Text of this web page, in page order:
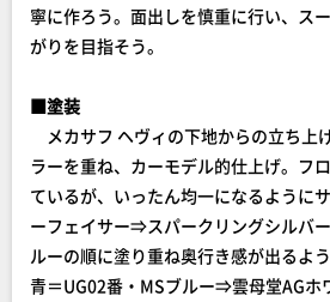
寧に作ろう。面出しを慎重に行い、ス
がりを目指そう。
■塗装
メカサフ ヘヴィの下地からの立ち上
ラーを重ね、カーモデル的仕上げ。フ
ているが、いったん均一になるように
ーフェイサー⇒スパークリングシルバ
ルーの順に塗り重ね奥行き感が出るよ
青＝UG02番・MSブルー⇒雲母堂AGホ